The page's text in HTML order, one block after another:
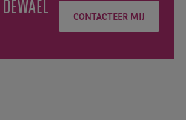
DEWAEL CONTACTEER MIJ